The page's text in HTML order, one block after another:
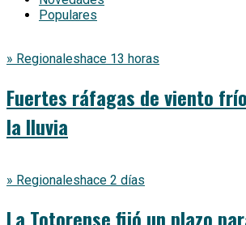
Populares
» Regionaleshace 13 horas
Fuertes ráfagas de viento
la lluvia
» Regionaleshace 2 días
La Totorense fijó un plazo